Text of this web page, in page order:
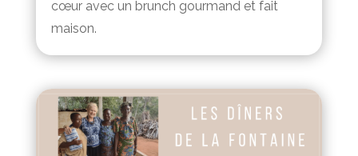
cœur avec un brunch gourmand et fait
maison.